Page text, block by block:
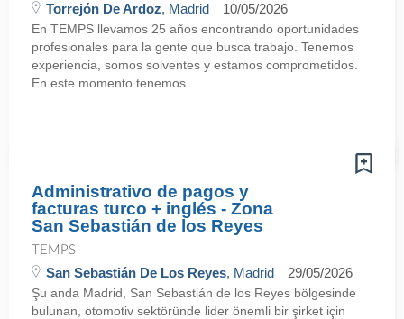
Torrejón De Ardoz, Madrid 10/05/2026
En TEMPS llevamos 25 años encontrando oportunidades
profesionales para la gente que busca trabajo. Tenemos
experiencia, somos solventes y estamos comprometidos.
En este momento tenemos ...
Administrativo de pagos y
facturas turco + inglés - Zona
San Sebastián de los Reyes
TEMPS
San Sebastián De Los Reyes, Madrid 29/05/2026
Şu anda Madrid, San Sebastián de los Reyes bölgesinde
bulunan, otomotiv sektöründe lider önemli bir şirket için